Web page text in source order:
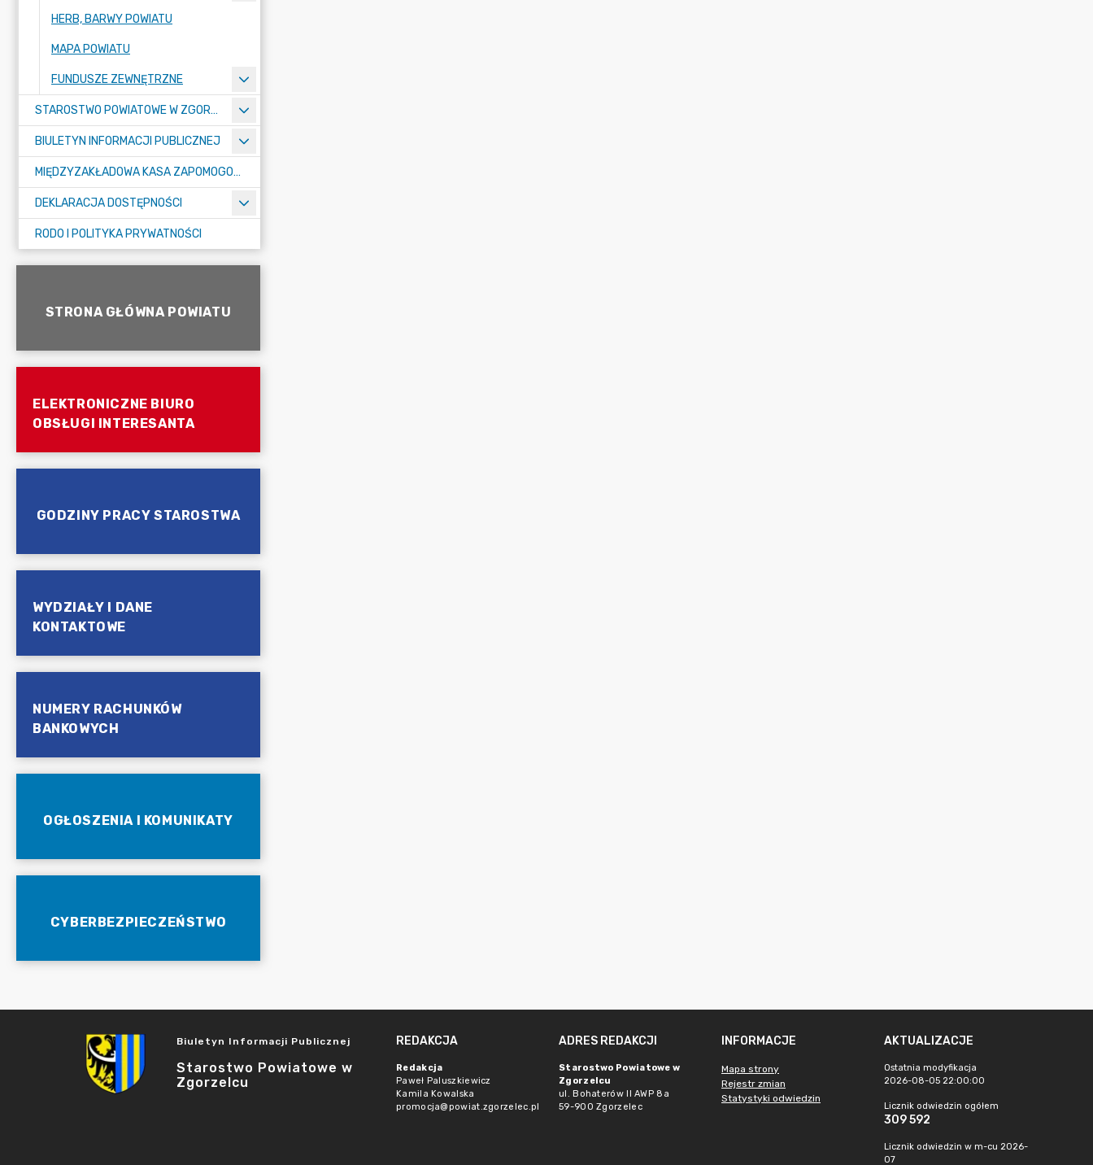
HERB, BARWY POWIATU
MAPA POWIATU
FUNDUSZE ZEWNĘTRZNE
STAROSTWO POWIATOWE W ZGORZELCU
BIULETYN INFORMACJI PUBLICZNEJ
MIĘDZYZAKŁADOWA KASA ZAPOMOGOWO-POŻYCZKOWA
DEKLARACJA DOSTĘPNOŚCI
RODO I POLITYKA PRYWATNOŚCI
STRONA GŁÓWNA POWIATU
ELEKTRONICZNE BIURO
OBSŁUGI INTERESANTA
GODZINY PRACY STAROSTWA
WYDZIAŁY I DANE
KONTAKTOWE
NUMERY RACHUNKÓW
BANKOWYCH
OGŁOSZENIA I KOMUNIKATY
CYBERBEZPIECZEŃSTWO
Biuletyn Informacji Publicznej
Starostwo Powiatowe w
Zgorzelcu
REDAKCJA
Redakcja
Paweł Paluszkiewicz
Kamila Kowalska
promocja@powiat.zgorzelec.pl
ADRES REDAKCJI
Starostwo Powiatowe w
Zgorzelcu
ul. Bohaterów II AWP 8a
59-900 Zgorzelec
INFORMACJE
Mapa strony
Rejestr zmian
Statystyki odwiedzin
AKTUALIZACJE
Ostatnia modyfikacja
2026-08-05 22:00:00
Licznik odwiedzin ogółem
309 592
Licznik odwiedzin w m-cu 2026-
07